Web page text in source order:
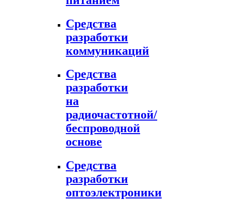
Средства
разработки
коммуникаций
Средства
разработки
на
радиочастотной/
беспроводной
основе
Средства
разработки
оптоэлектроники